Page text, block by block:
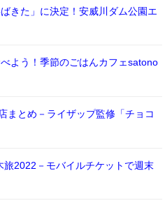
きた」に決定！安威川ダム公園エ
よう！季節のごはんカフェsatono
まとめ－ライザップ監修「チョコ
旅2022－モバイルチケットで週末